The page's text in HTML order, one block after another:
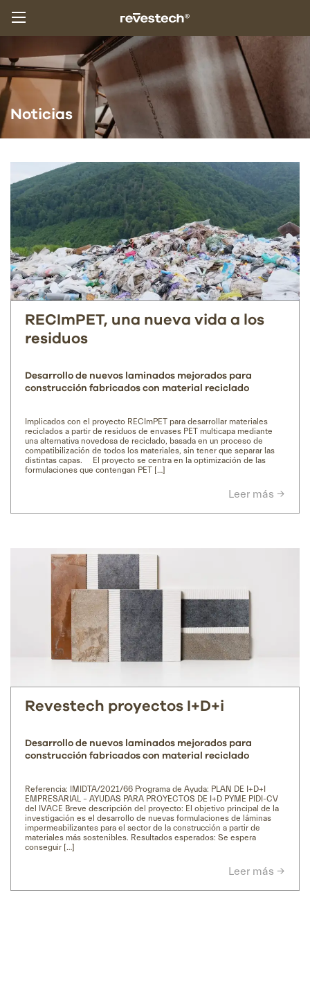
Noticias
RECImPET, una nueva vida a los
residuos
Desarrollo de nuevos laminados mejorados para
construcción fabricados con material reciclado
Implicados con el proyecto RECImPET para desarrollar materiales
reciclados a partir de residuos de envases PET multicapa mediante
una alternativa novedosa de reciclado, basada en un proceso de
compatibilización de todos los materiales, sin tener que separar las
distintas capas. El proyecto se centra en la optimización de las
formulaciones que contengan PET […]
Leer más →
Revestech proyectos I+D+i
Desarrollo de nuevos laminados mejorados para
construcción fabricados con material reciclado
Referencia: IMIDTA/2021/66 Programa de Ayuda: PLAN DE I+D+I
EMPRESARIAL – AYUDAS PARA PROYECTOS DE I+D PYME PIDI-CV
del IVACE Breve descripción del proyecto: El objetivo principal de la
investigación es el desarrollo de nuevas formulaciones de láminas
impermeabilizantes para el sector de la construcción a partir de
materiales más sostenibles. Resultados esperados: Se espera
conseguir […]
Leer más →